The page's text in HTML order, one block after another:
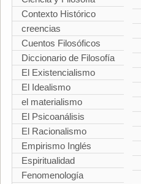
Contexto Histórico
creencias
Cuentos Filosóficos
Diccionario de Filosofía
El Existencialismo
El Idealismo
el materialismo
El Psicoanálisis
El Racionalismo
Empirismo Inglés
Espiritualidad
Fenomenología